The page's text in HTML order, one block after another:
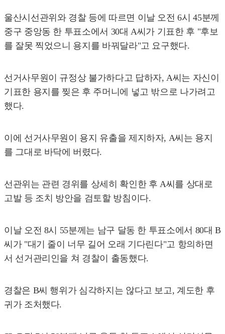
울산시선관위와 경찰 등에 따르면 이날 오전 6시 45분께
중구 중앙동 한 투표소에서 30대 A씨가 기표한 후 "후보
를 잘못 찍었으니 용지를 바꿔달라"고 요구했다.
선거사무원이 규정상 불가하다고 답하자, A씨는 자신이
기표한 용지를 찢은 후 주머니에 넣고 밖으로 나가려고
했다.
이에 선거사무원이 용지 유출을 제지하자, A씨는 용지
를 그대로 바닥에 버렸다.
선관위는 관련 경위를 상세히 확인한 후 A씨를 상대로
고발 등 조치 방안을 검토할 방침이다.
이날 오전 8시 55분께는 남구 달동 한 투표소에서 80대 B
씨가 "대기 줄이 너무 길어 오래 기다린다"고 항의하면
서 선거관리인을 쳐 경찰이 출동했다.
경찰은 B씨 행위가 심각하지는 않다고 보고, 계도한 후
귀가 조처했다.